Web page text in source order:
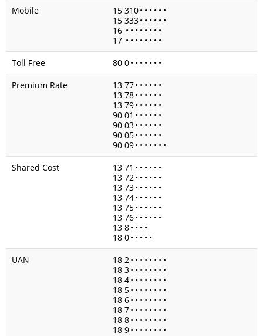
Mobile
15 310• • • • • •
15 333• • • • • •
16 • • • • • • • •
17 • • • • • • • •
Toll Free
80 0• • • • • • •
Premium Rate
13 77• • • • • •
13 78• • • • • •
13 79• • • • • •
90 01 • • • • • •
90 03• • • • • •
90 05• • • • • •
90 09• • • • • • •
Shared Cost
13 71 • • • • • •
13 72• • • • • •
13 73• • • • • •
13 74• • • • • •
13 75• • • • • •
13 76• • • • • •
13 8• • • •
18 0• • • • •
UAN
18 2• • • • • • • •
18 3• • • • • • • •
18 4• • • • • • • •
18 5• • • • • • • •
18 6• • • • • • • •
18 7• • • • • • • •
18 8• • • • • • • •
18 9• • • • • • • •